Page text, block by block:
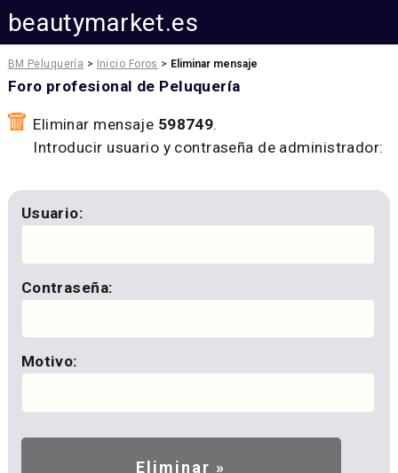
beautymarket.es
BM Peluquería > Inicio Foros > Eliminar mensaje
Foro profesional de Peluquería
Eliminar mensaje 598749.
Introducir usuario y contraseña de administrador:
Usuario:
Contraseña:
Motivo: